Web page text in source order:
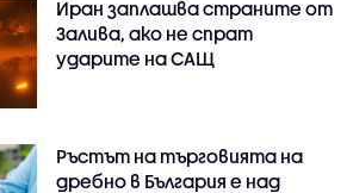
Иран заплашва страните от
Залива, ако не спрат
ударите на САЩ
Ръстът на търговията на
дребно в България е над